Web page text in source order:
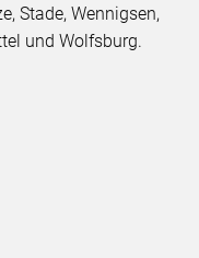
Stade, Wennigsen,
und Wolfsburg.